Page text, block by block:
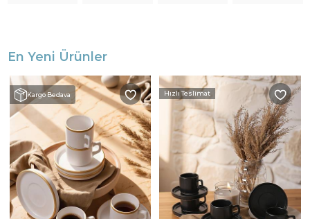
En Yeni Ürünler
Kargo Bedava Hızlı Teslimat